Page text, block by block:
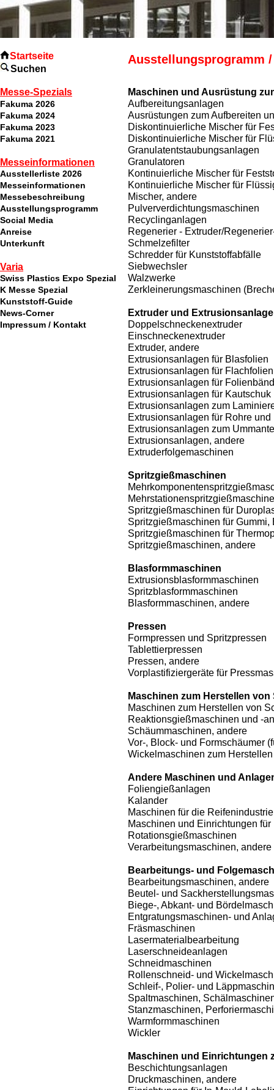
Ausstellungsprogramm
Maschinen und Ausrüstung
Aufbereitungsanlagen
Ausrüstungen zum Aufbereiten
Diskontinuierliche Mischer für
Diskontinuierliche Mischer für
Granulatentstaubungsanlagen
Granulatoren
Kontinuierliche Mischer für
Kontinuierliche Mischer für
Mischer, andere
Pulververdichtungsmaschinen
Recyclinganlagen
Regenerier - Extruder/
Schmelzefilter
Schredder für Kunststoffabfälle
Siebwechsler
Walzwerke
Zerkleinerungsmaschinen
Extruder und
Doppelschneckenextruder
Einschneckenextruder
Extruder, andere
Extrusionsanlagen für Blasfolien
Extrusionsanlagen für
Extrusionsanlagen für
Extrusionsanlagen für Kautschuk
Extrusionsanlagen zum
Extrusionsanlagen für Rohre und
Extrusionsanlagen zum
Extrusionsanlagen, andere
Extruderfolgemaschinen
Spritzgießmaschinen
Spritzgießmaschinen für
Spritzgießmaschinen für Gummi,
Spritzgießmaschinen für
Spritzgießmaschinen, andere
Blasformmaschinen
Extrusionsblasformmaschinen
Spritzblasformmaschinen
Blasformmaschinen, andere
Pressen
Formpressen und Spritzpressen
Tablettierpressen
Pressen, andere
Vorplastifiziergeräte für
Maschinen zum Herstellen
Maschinen zum Herstellen von
Reaktionsgießmaschinen und -
Schäummaschinen, andere
Vor-, Block- und Formschäumer
Wickelmaschinen zum
Andere Maschinen und
Foliengießanlagen
Kalander
Maschinen für die Reifenindustrie
Maschinen und Einrichtungen
Rotationsgießmaschinen
Verarbeitungsmaschinen, andere
Bearbeitungs- und
Bearbeitungsmaschinen, andere
Beutel- und
Biege-, Abkant- und
Entgratungsmaschinen- und
Fräsmaschinen
Lasermaterialbearbeitung
Laserschneideanlagen
Schneidmaschinen
Rollenschneid- und
Schleif-, Polier- und
Spaltmaschinen,
Stanzmaschinen,
Warmformmaschinen
Wickler
Maschinen und Einrichtungen
Beschichtungsanlagen
Druckmaschinen, andere
Startseite
Suchen
Messe-Spezials
Fakuma 2026
Fakuma 2024
Fakuma 2023
Fakuma 2021
Messeinformationen
Ausstellerliste 2026
Messeinformationen
Messebeschreibung
Ausstellungsprogramm
Social Media
Anreise
Unterkunft
Varia
Swiss Plastics Expo Spezial
K Messe Spezial
Kunststoff-Guide
News-Corner
Impressum / Kontakt